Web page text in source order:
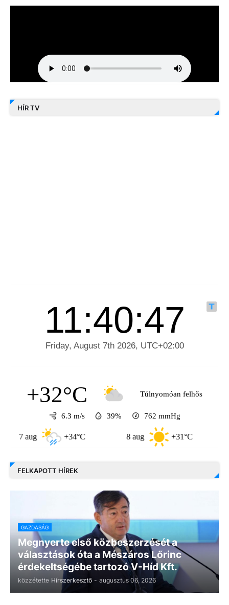
HÍR TV
+32°C Túlnyomóan felhős
6.3 m/s 39% 762 mmHg
+34°C +31°C
FELKAPOTT HÍREK
GAZDASÁG
Megnyerte első közbeszerzését a
választások óta a Mészáros Lőrinc
érdekeltségébe tartozó V-Híd Kft.
közzétette Hírszerkesztő - augusztus 06, 2026